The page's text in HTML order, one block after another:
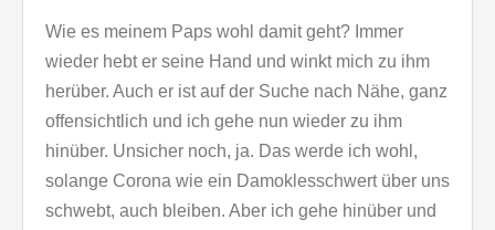
Wie es meinem Paps wohl damit geht? Immer
wieder hebt er seine Hand und winkt mich zu ihm
herüber. Auch er ist auf der Suche nach Nähe, ganz
offensichtlich und ich gehe nun wieder zu ihm
hinüber. Unsicher noch, ja. Das werde ich wohl,
solange Corona wie ein Damoklesschwert über uns
schwebt, auch bleiben. Aber ich gehe hinüber und